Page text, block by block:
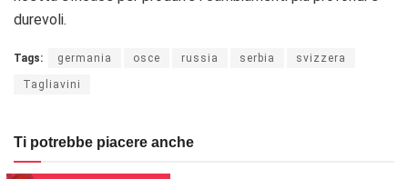
durevoli.
Tags: germania osce russia serbia svizzera
Tagliavini
Ti potrebbe piacere anche